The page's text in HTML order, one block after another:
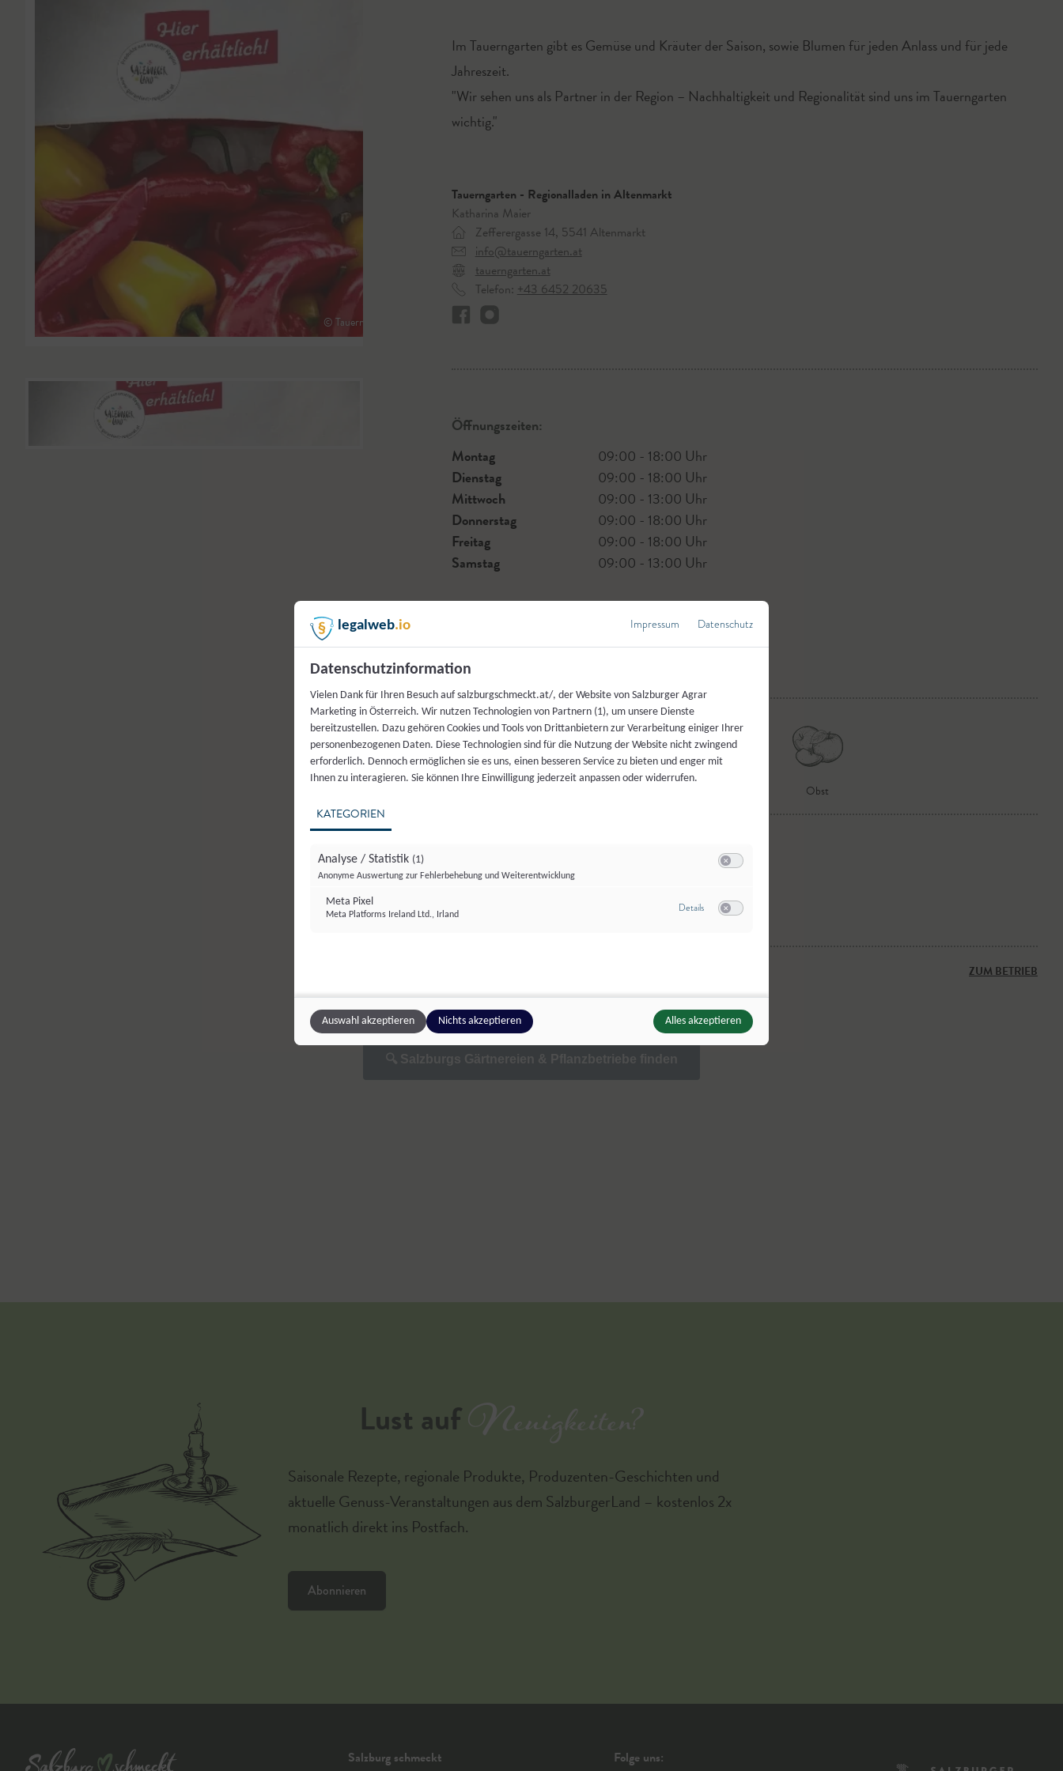
© Tauerngarten Altenmarkt
Im Tauerngarten gibt es Gemüse und Kräuter der Saison, sowie Blumen für jeden Anlass und für jede
Jahreszeit.
"Wir sehen uns als Partner in der Region – Nachhaltigkeit und Regionalität sind uns im Tauerngarten
wichtig."
Tauerngarten - Regionalladen in Altenmarkt
Katharina Maier
Zefferergasse 14, 5541 Altenmarkt
info@tauerngarten.at
tauerngarten.at
Telefon: +43 6452 20635
Öffnungszeiten:
Montag
09:00 - 18:00 Uhr
Dienstag
09:00 - 18:00 Uhr
Mittwoch
09:00 - 13:00 Uhr
Donnerstag
09:00 - 18:00 Uhr
Freitag
09:00 - 18:00 Uhr
Samstag
09:00 - 13:00 Uhr
Unser Sortiment:
Obst
vor Ort:
ZUM BETRIEB
🔍 Salzburgs Gärtnereien & Pflanzbetriebe finden
Lust aufNeuigkeiten?
Saisonale Rezepte, regionale Produkte, Produzenten-Geschichten und
aktuelle Genuss-Veranstaltungen aus dem SalzburgerLand – kostenlos 2x
monatlich direkt ins Postfach.
Abonnieren
Salzburg schmeckt Folge uns:
legalweb.io Impressum Datenschutz
Datenschutzinformation
Vielen Dank für Ihren Besuch auf salzburgschmeckt.at/, der Website von Salzburger Agrar
Marketing in Österreich. Wir nutzen Technologien von Partnern (1), um unsere Dienste
bereitzustellen. Dazu gehören Cookies und Tools von Drittanbietern zur Verarbeitung einiger Ihrer
personenbezogenen Daten. Diese Technologien sind für die Nutzung der Website nicht zwingend
erforderlich. Dennoch ermöglichen sie es uns, einen besseren Service zu bieten und enger mit
Ihnen zu interagieren. Sie können Ihre Einwilligung jederzeit anpassen oder widerrufen.
KATEGORIEN
Analyse / Statistik (1)
Anonyme Auswertung zur Fehlerbehebung und Weiterentwicklung
Meta Pixel
Meta Platforms Ireland Ltd., Irland
Detailszu Meta Pixel
Auswahl akzeptieren Nichts akzeptieren Alles akzeptieren